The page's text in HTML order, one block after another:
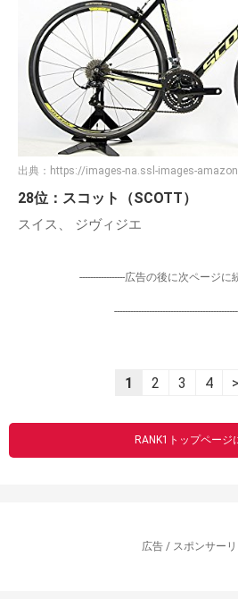
出典： https://images-na.ssl-images-
28位：スコット（SCOTT）
スイス、 ジヴィジエ
-----------------広告の後に次ページに
1 2 3 4 >
RANK1トップページ
広告 / スポンサーリ